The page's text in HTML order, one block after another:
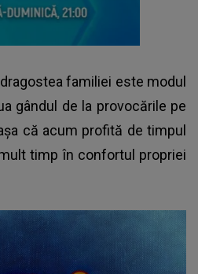
familiei este modul
gândul de la provocările pe
că acum profită de timpul
timp în confortul propriei